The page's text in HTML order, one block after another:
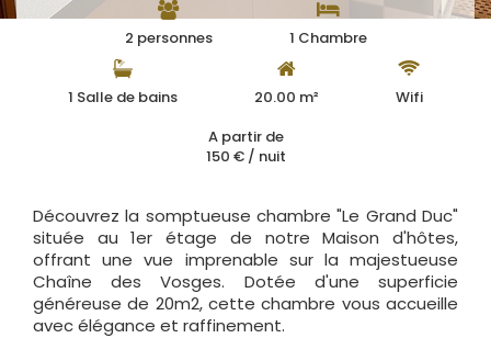
2 personnes 1 Chambre
1 Salle de bains 20.00 m²
Wifi
A partir de
150 € / nuit
Découvrez la somptueuse chambre "Le Grand Duc"
située au 1er étage de notre Maison d'hôtes,
offrant une vue imprenable sur la majestueuse
Chaîne des Vosges. Dotée d'une superficie
généreuse de 20m2, cette chambre vous accueille
avec élégance et raffinement.